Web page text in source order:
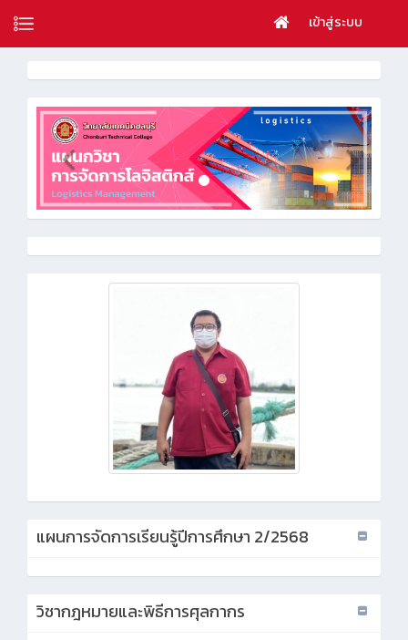
เข้าสู่ระบบ
แผนการจัดการเรียนรู้ปีการศึกษา 2/2568
วิชากฎหมายและพิธีการศุลกากร